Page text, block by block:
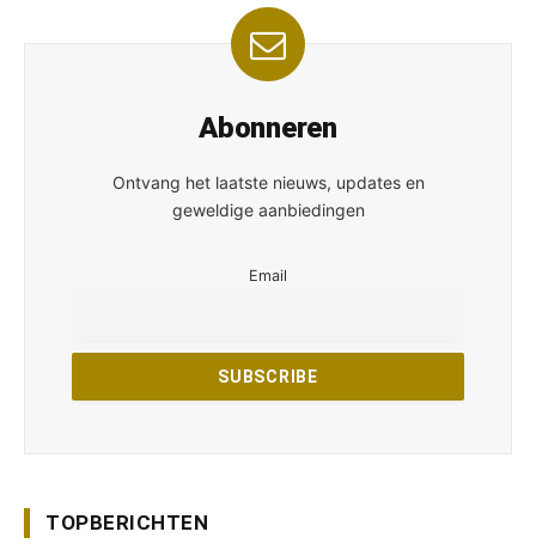
Abonneren
Ontvang het laatste nieuws, updates en
geweldige aanbiedingen
Email
TOPBERICHTEN